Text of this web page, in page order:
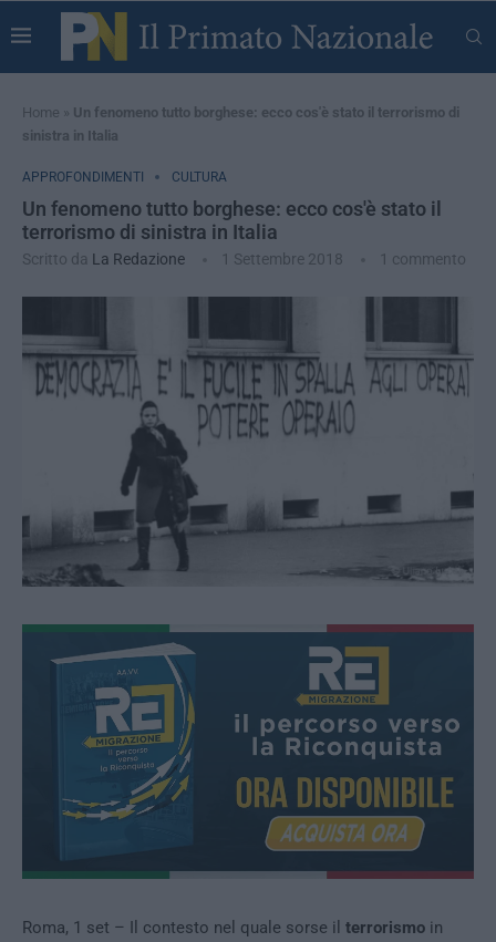
Home » Un fenomeno tutto borghese: ecco cos'è stato il terrorismo di
sinistra in Italia
APPROFONDIMENTI CULTURA
Un fenomeno tutto borghese: ecco cos'è stato il
terrorismo di sinistra in Italia
Scritto da La Redazione 1 Settembre 2018 1 commento
Roma, 1 set – Il contesto nel quale sorse il terrorismo in